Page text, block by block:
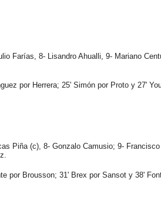
Farías, 8- Lisandro Ahualli, 9- Mariano
por Herrera; 25' Simón por Proto y 27'
Piña (c), 8- Gonzalo Camusio; 9-
por Brousson; 31' Brex por Sansot y 38'